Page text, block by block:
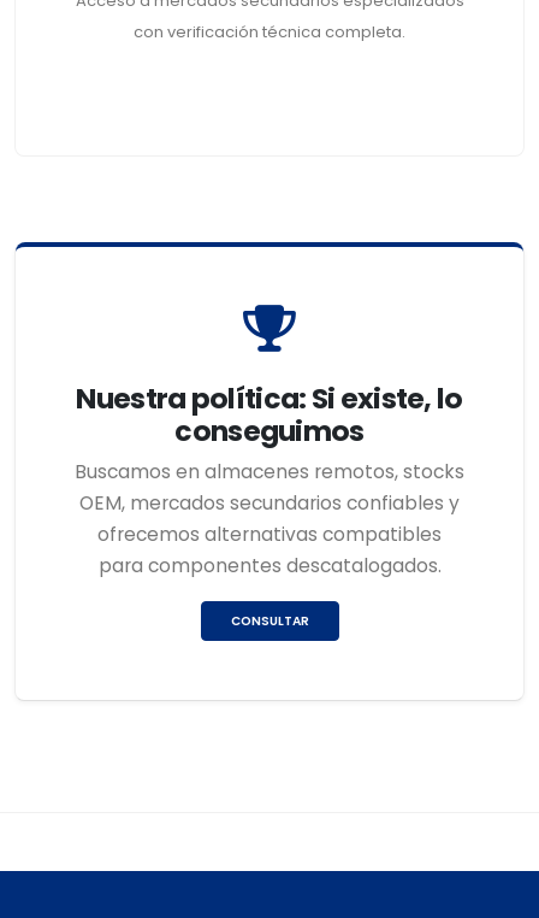
con verificación técnica completa.
Nuestra política: Si existe, lo
conseguimos
Buscamos en almacenes remotos, stocks
OEM, mercados secundarios confiables y
ofrecemos alternativas compatibles
para componentes descatalogados.
CONSULTAR